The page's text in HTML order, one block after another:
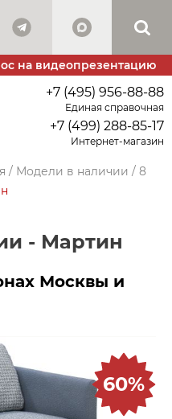
на видеопрезентацию
+7 (495) 956-88-88
Единая справочная
+7 (499) 288-85-17
Интернет-магазин
/ Модели в наличии / 8
- Мартин
Москвы и
60%